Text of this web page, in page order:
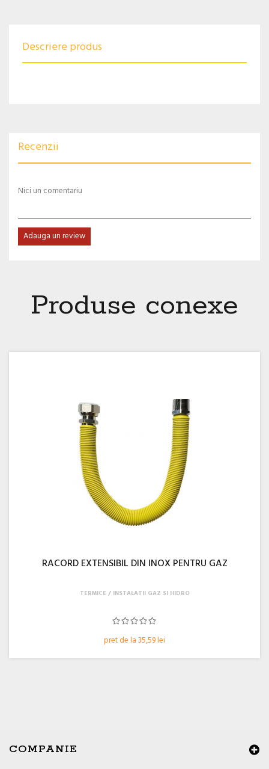
Descriere produs
Recenzii
Nici un comentariu
Adauga un review
Produse conexe
RACORD EXTENSIBIL DIN INOX PENTRU GAZ
pret de la 35,59 lei
TERMICE INSTALATII GAZ SI HIDRO
COMPANIE